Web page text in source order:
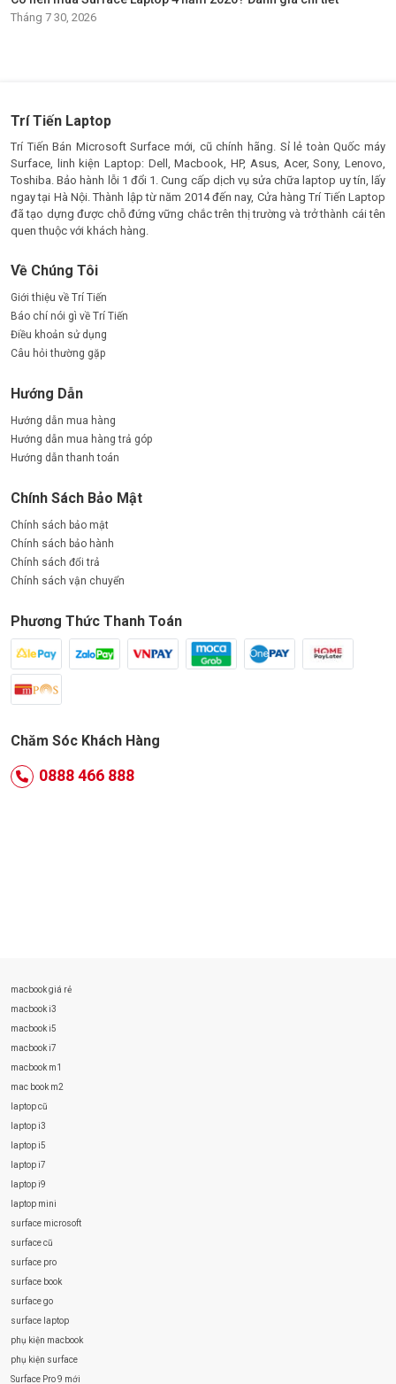
Tháng 7 30, 2026
Trí Tiến Laptop
Trí Tiến Bán Microsoft Surface mới, cũ chính hãng. Sỉ lẻ toàn Quốc máy
Surface, linh kiện Laptop: Dell, Macbook, HP, Asus, Acer, Sony, Lenovo,
Toshiba. Bảo hành lỗi 1 đổi 1. Cung cấp dịch vụ sửa chữa laptop uy tín, lấy
ngay tại Hà Nội. Thành lập từ năm 2014 đến nay, Cửa hàng Trí Tiến Laptop
đã tạo dựng được chỗ đứng vững chắc trên thị trường và trở thành cái tên
quen thuộc với khách hàng.
Về Chúng Tôi
Giới thiệu về Trí Tiến
Báo chí nói gì về Trí Tiến
Điều khoản sử dụng
Câu hỏi thường gặp
Hướng Dẫn
Hướng dẫn mua hàng
Hướng dẫn mua hàng trả góp
Hướng dẫn thanh toán
Chính Sách Bảo Mật
Chính sách bảo mật
Chính sách bảo hành
Chính sách đổi trả
Chính sách vận chuyển
Phương Thức Thanh Toán
Chăm Sóc Khách Hàng
0888 466 888
macbook giá rẻ
macbook i3
macbook i5
macbook i7
macbook m1
mac book m2
laptop cũ
laptop i3
laptop i5
laptop i7
laptop i9
laptop mini
surface microsoft
surface cũ
surface pro
surface book
surface go
surface laptop
phụ kiện macbook
phụ kiện surface
Surface Pro 9 mới